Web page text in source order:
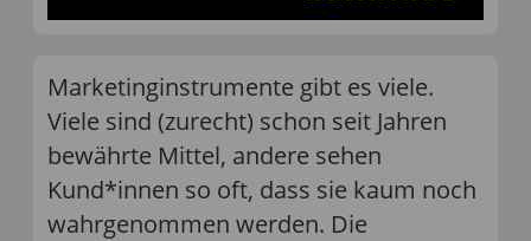
Marketinginstrumente gibt es viele.
Viele sind (zurecht) schon seit Jahren
bewährte Mittel, andere sehen
Kund*innen so oft, dass sie kaum noch
wahrgenommen werden. Die